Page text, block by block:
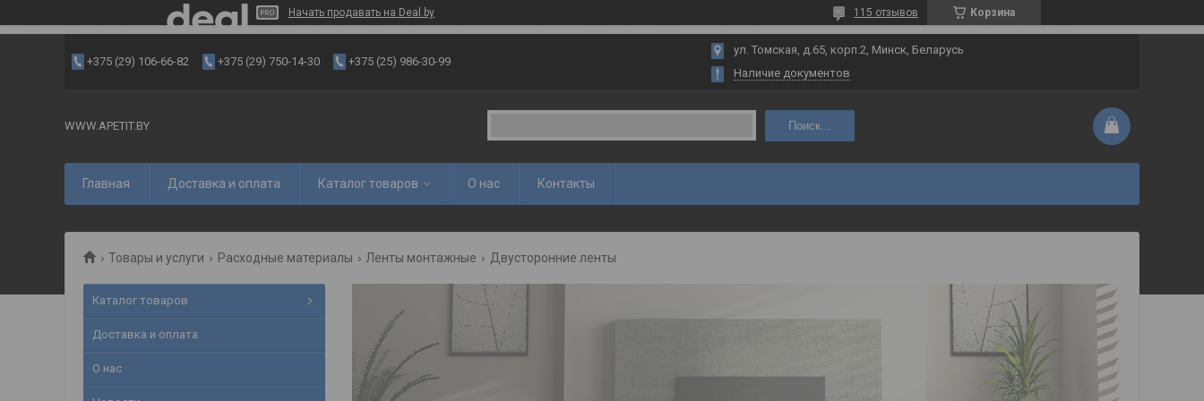
Начать продавать на Deal.by Корзина
115 отзывов
+375 (29) 106-66-82 +375 (29) 750-14-30 +375 (25) 986-30-99
ул. Томская, д.65, корп.2, Минск, Беларусь
Наличие документов
WWW.APETIT.BY Поиск...
Главная Доставка и оплата Каталог товаров О нас Контакты
Товары и услуги Расходные материалы Ленты монтажные Двусторонние ленты
Каталог товаров
Доставка и оплата
О нас